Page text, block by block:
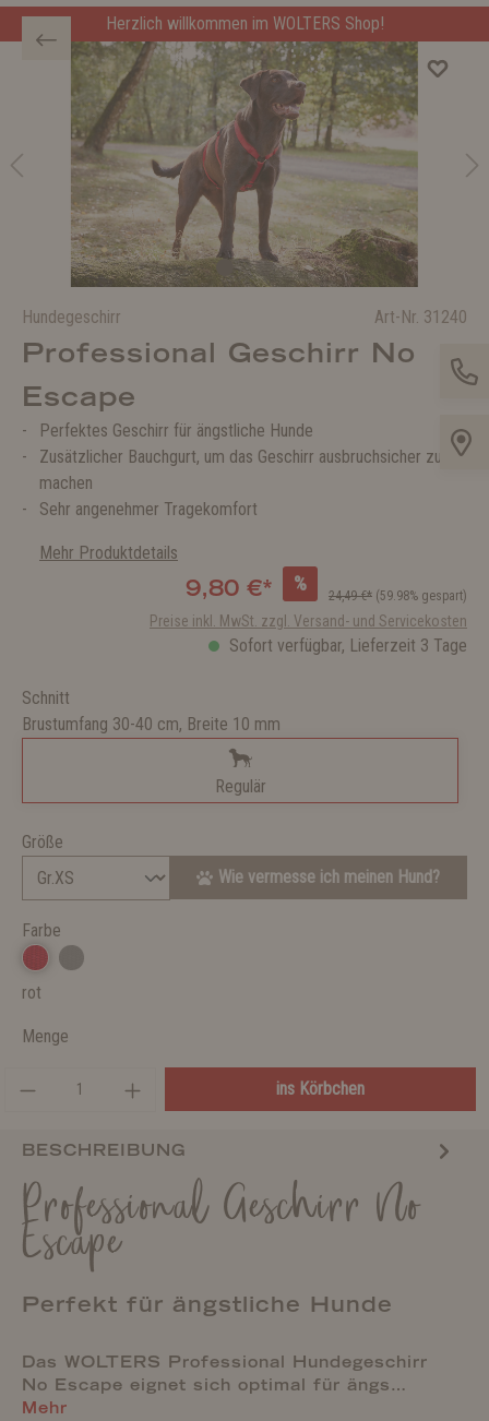
Herzlich willkommen im WOLTERS Shop!
Hundegeschirr Art-Nr. 31240
Professional Geschirr No
Escape
Perfektes Geschirr für ängstliche Hunde
Zusätzlicher Bauchgurt, um das Geschirr ausbruchsicher zu
machen
Sehr angenehmer Tragekomfort
Mehr Produktdetails
9,80 €* %
24,49 €* (59.98% gespart)
Preise inkl. MwSt. zzgl. Versand- und Servicekosten
Sofort verfügbar, Lieferzeit 3 Tage
Schnitt
Brustumfang 30-40 cm, Breite 10 mm
Regulär
Größe
Wie vermesse ich meinen Hund?
Farbe
rot
Menge
ins Körbchen
BESCHREIBUNG
Professional Geschirr No
Escape
Perfekt für ängstliche Hunde
Das WOLTERS Professional Hundegeschirr
No Escape eignet sich optimal für ängs…
Mehr